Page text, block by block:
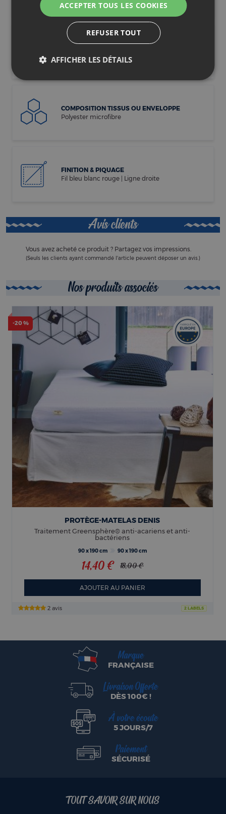
350 g/m²
COMPOSITION TISSUS OU ENVELOPPE
Polyester microfibre
FINITION & PIQUAGE
Fil bleu blanc rouge | Ligne droite
Avis clients
Vous avez acheté ce produit ? Partagez vos impressions.
(Seuls les clients ayant commandé l'article peuvent déposer un avis.)
Nos produits associés
-20 %
2 avis 2 LABELS
PROTÈGE-MATELAS DENIS
Traitement Greensphère® anti-acariens et anti-
bactériens
90 x 190 cm 90 x 190 cm
14,40 € 18,00 €
AJOUTER AU PANIER
Marque
FRANÇAISE
Livraison Offerte
DÈS 100€ !
À votre écoute
5 JOURS/7
Paiement
SÉCURISÉ
TOUT SAVOIR SUR NOUS
ACCEPTER TOUS LES COOKIES
REFUSER TOUT
AFFICHER LES DÉTAILS